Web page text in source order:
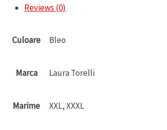
Reviews (0)
Culoare Bleo
Marca Laura Torelli
Marime XXL, XXXL